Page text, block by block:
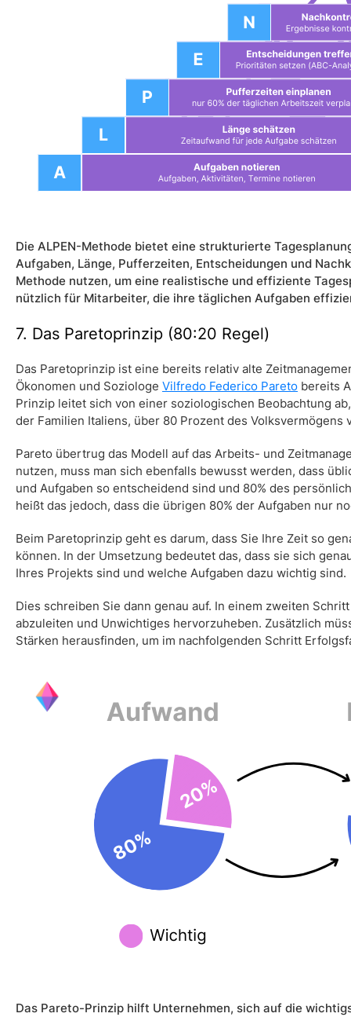
Die ALPEN-Methode bietet eine strukturierte
Aufgaben, Länge, Pufferzeiten, Entscheidungen und
Methode nutzen, um eine realistische und effiziente
nützlich für Mitarbeiter, die ihre täglichen Aufgaben
7. Das Paretoprinzip (80:20 Regel)
Das Paretoprinzip ist eine bereits relativ alte
Ökonomen und Soziologe Vilfredo Federico Pareto bereits
Prinzip leitet sich von einer soziologischen Beobachtung
der Familien Italiens, über 80 Prozent des Volksvermögens
Pareto übertrug das Modell auf das Arbeits- und
nutzen, muss man sich ebenfalls bewusst werden, dass
und Aufgaben so entscheidend sind und 80% des
heißt das jedoch, dass die übrigen 80% der Aufgaben nur
Beim Paretoprinzip geht es darum, dass Sie Ihre Zeit so
können. In der Umsetzung bedeutet das, dass sie sich
Ihres Projekts sind und welche Aufgaben dazu wichtig sind.
Dies schreiben Sie dann genau auf. In einem zweiten
abzuleiten und Unwichtiges hervorzuheben. Zusätzlich
Stärken herausfinden, um im nachfolgenden Schritt
Das Pareto-Prinzip hilft Unternehmen, sich auf die